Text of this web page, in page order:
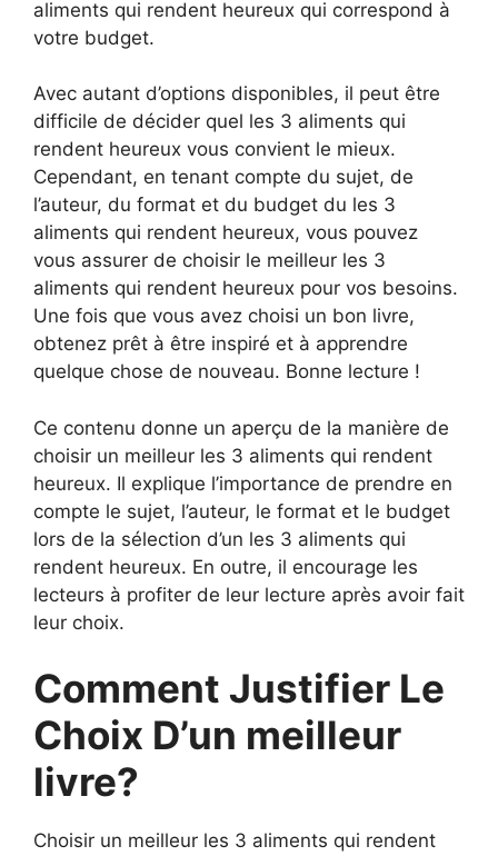
aliments qui rendent heureux qui correspond à
votre budget.
Avec autant d’options disponibles, il peut être
difficile de décider quel les 3 aliments qui
rendent heureux vous convient le mieux.
Cependant, en tenant compte du sujet, de
l’auteur, du format et du budget du les 3
aliments qui rendent heureux, vous pouvez
vous assurer de choisir le meilleur les 3
aliments qui rendent heureux pour vos besoins.
Une fois que vous avez choisi un bon livre,
obtenez prêt à être inspiré et à apprendre
quelque chose de nouveau. Bonne lecture !
Ce contenu donne un aperçu de la manière de
choisir un meilleur les 3 aliments qui rendent
heureux. Il explique l’importance de prendre en
compte le sujet, l’auteur, le format et le budget
lors de la sélection d’un les 3 aliments qui
rendent heureux. En outre, il encourage les
lecteurs à profiter de leur lecture après avoir fait
leur choix.
Comment Justifier Le
Choix D’un meilleur
livre?
Choisir un meilleur les 3 aliments qui rendent